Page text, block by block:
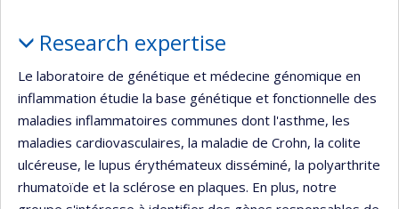
Research expertise
Le laboratoire de génétique et médecine génomique en
inflammation étudie la base génétique et fonctionnelle des
maladies inflammatoires communes dont l'asthme, les
maladies cardiovasculaires, la maladie de Crohn, la colite
ulcéreuse, le lupus érythémateux disséminé, la polyarthrite
rhumatoïde et la sclérose en plaques. En plus, notre